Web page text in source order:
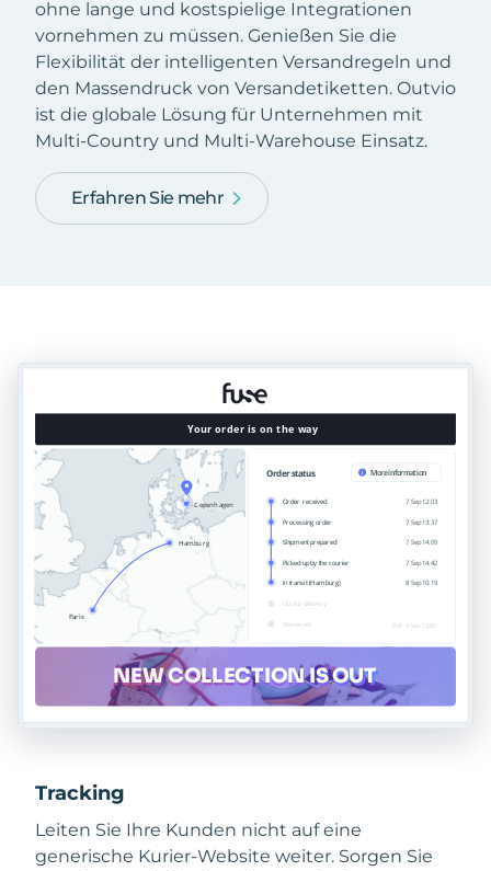
ohne lange und kostspielige Integrationen
vornehmen zu müssen. Genießen Sie die
Flexibilität der intelligenten Versandregeln und
den Massendruck von Versandetiketten. Outvio
ist die globale Lösung für Unternehmen mit
Multi-Country und Multi-Warehouse Einsatz.
Erfahren Sie mehr
Tracking
Leiten Sie Ihre Kunden nicht auf eine
generische Kurier-Website weiter. Sorgen Sie